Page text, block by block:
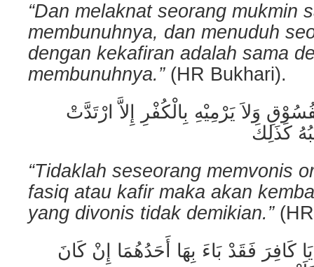
“Dan melaknat seorang mukmin
membunuhnya, dan menuduh
dengan kekafiran adalah sama
membunuhnya.” (HR Bukhari).
وَلاَ يَرْمِيْهِ بِالْكُفْرِ إِلاَّ ارْتَدَّتْ
“Tidaklah seseorang memvonis
fasiq atau kafir maka akan
yang divonis tidak demikian.”
كَافِرَ فَقَدْ بَاءَ بِهَا أَحَدُهُمَا إِنْ كَانَ